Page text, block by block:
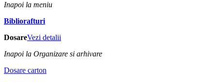
Inapoi la meniu
Bibliorafturi
DosareVezi detalii
Inapoi la Organizare si arhivare
Dosare carton